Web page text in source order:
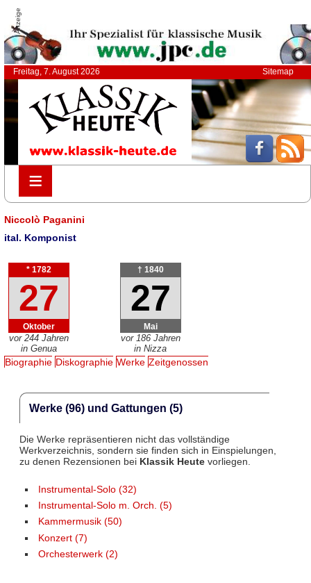
Anzeige
Freitag, 7. August 2026 Sitemap
≡
≡
Niccolò Paganini
ital. Komponist
* 1782
27
Oktober
vor 244 Jahren
in Genua
† 1840
27
Mai
vor 186 Jahren
in Nizza
Biographie Diskographie Werke Zeitgenossen
Werke (96) und Gattungen (5)
Die Werke repräsentieren nicht das vollständige
Werkverzeichnis, sondern sie finden sich in Einspielungen,
zu denen Rezensionen bei Klassik Heutevorliegen.
Instrumental-Solo (32)
Instrumental-Solo m. Orch. (5)
Kammermusik (50)
Konzert (7)
Orchesterwerk (2)